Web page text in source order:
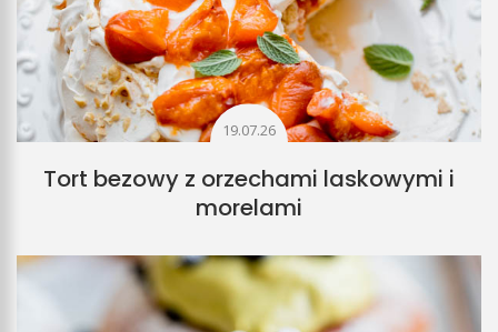
19.07.26
Tort bezowy z orzechami laskowymi i
morelami